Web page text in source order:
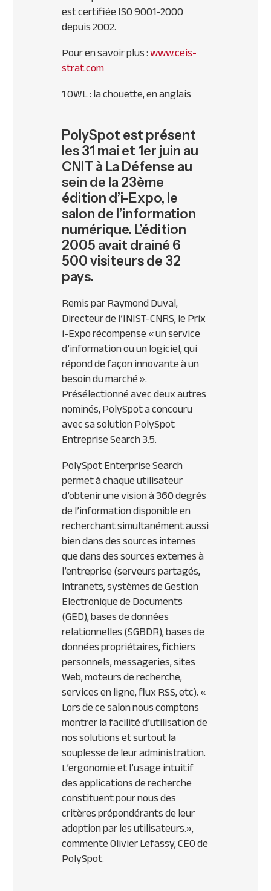
est certifiée ISO 9001-2000
depuis 2002.
Pour en savoir plus :www.ceis-
strat.com
1 OWL : la chouette, en anglais
PolySpot est présent
les 31 mai et 1er juin au
CNIT à La Défense au
sein de la 23ème
édition d’i-Expo, le
salon de l’information
numérique. L’édition
2005 avait drainé 6
500 visiteurs de 32
pays.
Remis par Raymond Duval,
Directeur de l’INIST-CNRS, le Prix
i-Expo récompense« un service
d’information ou un logiciel, qui
répond de façon innovante à un
besoin du marché ».
Présélectionné avec deux autres
nominés, PolySpot a concouru
avec sa solution PolySpot
Entreprise Search 3.5.
PolySpot Enterprise Search
permet à chaque utilisateur
d’obtenir une vision à 360 degrés
de l’information disponible en
recherchant simultanément aussi
bien dans des sources internes
que dans des sources externes à
l’entreprise (serveurs partagés,
Intranets, systèmes de Gestion
Electronique de Documents
(GED), bases de données
relationnelles (SGBDR), bases de
données propriétaires, fichiers
personnels, messageries, sites
Web, moteurs de recherche,
services en ligne, flux RSS, etc).«
Lors de ce salon nous comptons
montrer la facilité d’utilisation de
nos solutions et surtout la
souplesse de leur administration.
L’ergonomie et l’usage intuitif
des applications de recherche
constituent pour nous des
critères prépondérants de leur
adoption par les utilisateurs.»,
commente Olivier Lefassy, CEO de
PolySpot.